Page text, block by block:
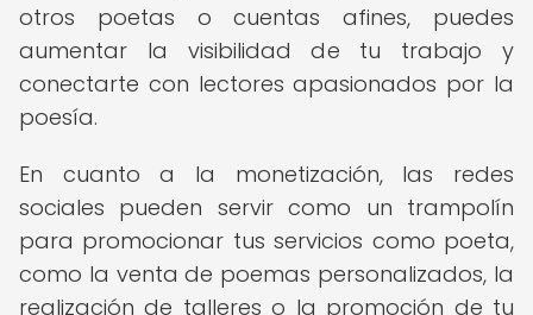
otros poetas o cuentas afines, puedes
aumentar la visibilidad de tu trabajo y
conectarte con lectores apasionados por la
poesía.
En cuanto a la monetización, las redes
sociales pueden servir como un trampolín
para promocionar tus servicios como poeta,
como la venta de poemas personalizados, la
realización de talleres o la promoción de tu